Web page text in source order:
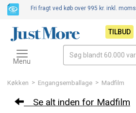
Køkken > Engangsemballage > Madfilm
Se alt inden for Madfilm
Fri fragt ved køb over 995 kr. inkl. moms
TILBUD
Toggle
navigation
Menu